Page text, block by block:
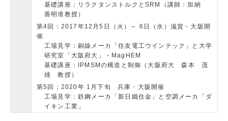
基礎講座：リラクタンストルクとSRM（講師：加納
善明准教授）
第4回：2017年12月5日（火）～ 6日（水）滋賀・大阪開
催
工場見学：銅線メーカ「住友電工ウインテック」と大学
研究室「大阪府大」・MagHEM
基礎講座：IPMSMの構造と制御（大阪府大 森本 茂
雄 教授）
第5回：2020年 1月下旬 兵庫・大阪開催
工場見学：鉄鋼メーカ「新日鐵住金」と空調メーカ「ダ
イキン工業」